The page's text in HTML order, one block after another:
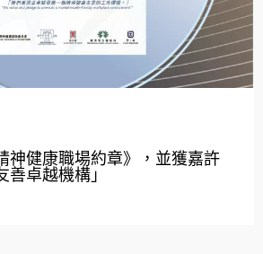
神健康職場約章》，並獲嘉許
卓越機構」